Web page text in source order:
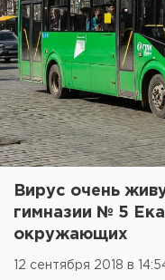
Вирус очень
гимназии № 5
окружающих
12 сентября 2018 в